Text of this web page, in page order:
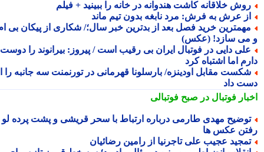
خلاقانه کاشت هندوانه در خانه را ببینید + فیلم
عرش به فرش: مرد نابغه بدون تیم ماند
خرید فصل بعد از بدترین خبر سال؛/ شکاری از پیکان بی ام
سازد! (عکس)
دایی در فوتبال ایران بی رقیب است / پیروز: بیرانوند را دوست
اما اشتباه کرد
مقابل اودینزه/ بارسلونا قهرمانی در تورنمنت سه جانبه را از
داد
فوتبال در صبح فوتبالی
مهدی طارمی درباره ارتباط با سحر قریشی و پشت پرده لو
عکس ها
عجیب علی تاجرنیا از رامین رضائیان